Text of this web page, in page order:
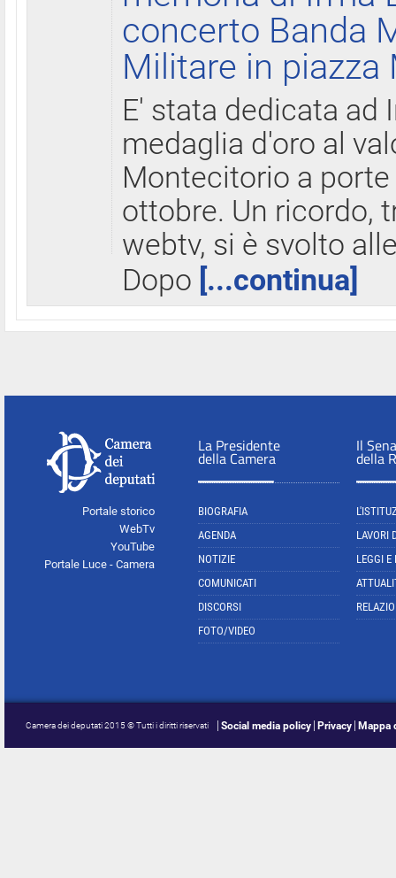
concerto Banda
Militare in
E' stata dedicata ad
medaglia d'oro al
Montecitorio a
ottobre. Un ricordo,
webtv, si è svolto
Dopo [...continua]
Portale storico
WebTv
YouTube
Portale Luce - Camera
La Presidente
della Camera
BIOGRAFIA
AGENDA
NOTIZIE
COMUNICATI
DISCORSI
FOTO/VIDEO
Il
della
LAVORI
LEGGI E
Camera dei deputati 2015 © Tutti i diritti riservati Social media policy Privacy Mappa